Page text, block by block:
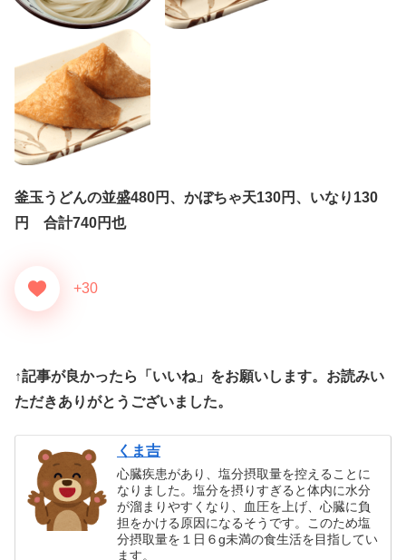
釜玉うどんの並盛480円、かぼちゃ天130円、いなり130
円 合計740円也
+30
↑記事が良かったら「いいね」をお願いします。お読みい
ただきありがとうございました。
くま吉
心臓疾患があり、塩分摂取量を控えることに
なりました。塩分を摂りすぎると体内に水分
が溜まりやすくなり、血圧を上げ、心臓に負
担をかける原因になるそうです。このため塩
分摂取量を１日６g未満の食生活を目指してい
ます。